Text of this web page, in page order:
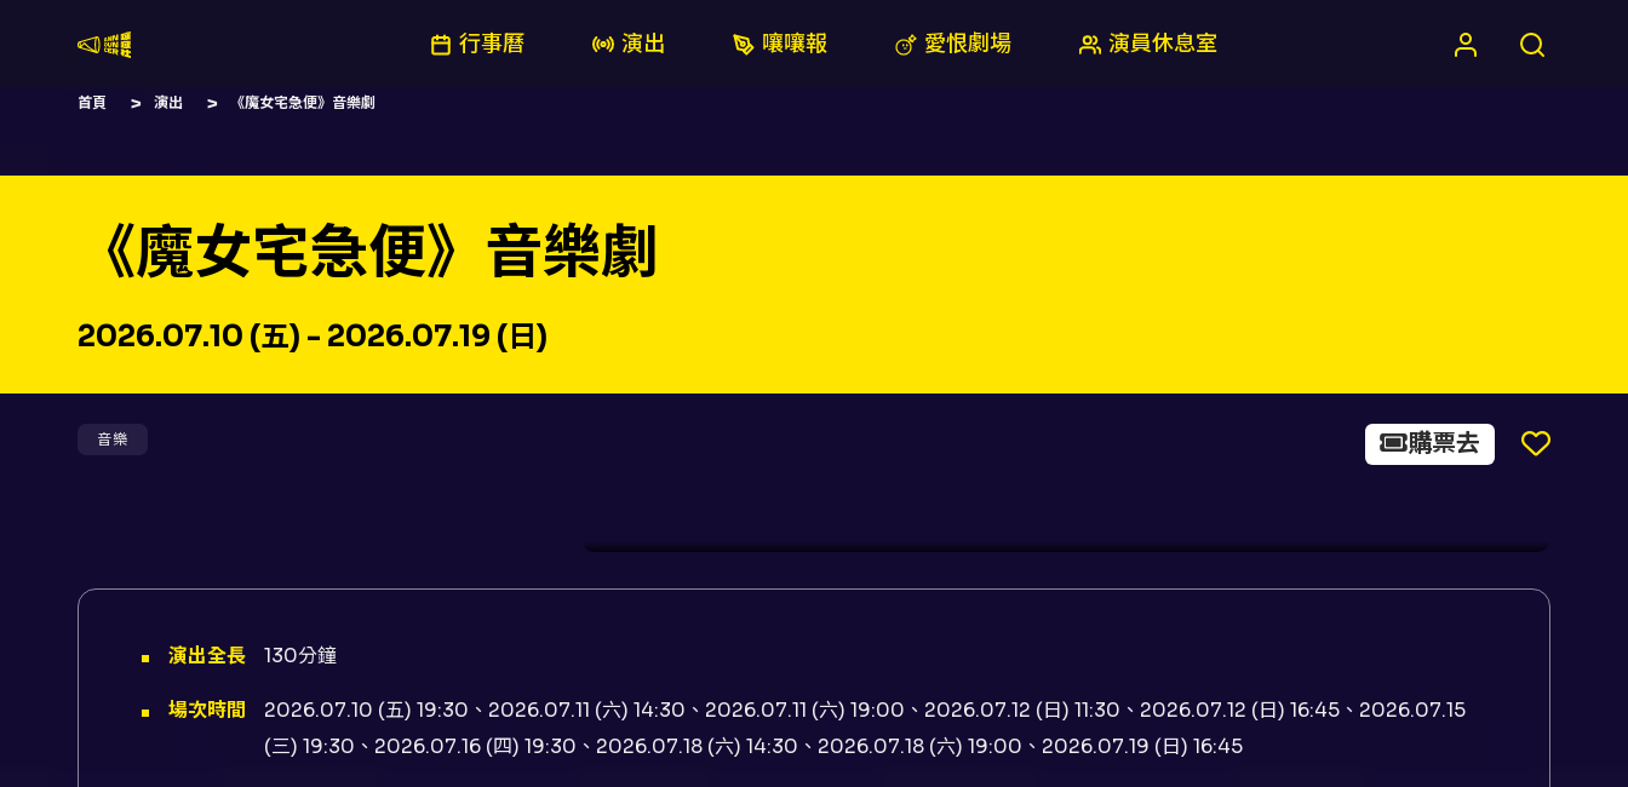
行事曆 演出 嚷嚷報 愛恨劇場 演員休息室
首頁 演出 《魔女宅急便》音樂劇
《魔女宅急便》音樂劇
2026.07.10 (五) - 2026.07.19 (日)
音樂 購票去
演出全長 130分鐘
場次時間
2026.07.10 (五) 19:30、2026.07.11 (六) 14:30、2026.07.11 (六) 19:00、2026.07.12 (日) 11:30、2026.07.12 (日) 16:45、2026.07.15
(三) 19:30、2026.07.16 (四) 19:30、2026.07.18 (六) 14:30、2026.07.18 (六) 19:00、2026.07.19 (日) 16:45